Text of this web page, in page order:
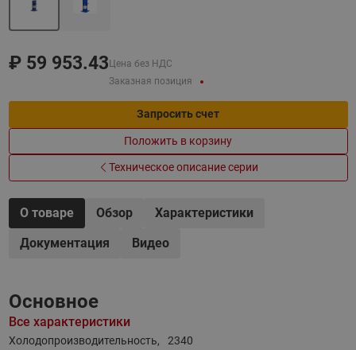
₽ 59 953.43 Цена без НДС
Заказная позиция
Запросить счет
Положить в корзину
Техническое описание серии
О товаре Обзор
Характеристики
Документация
Видео
Основное
Все характеристики
Холодопроизводительность,
2340